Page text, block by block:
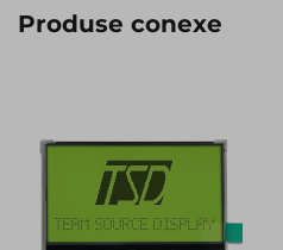
Produse conexe